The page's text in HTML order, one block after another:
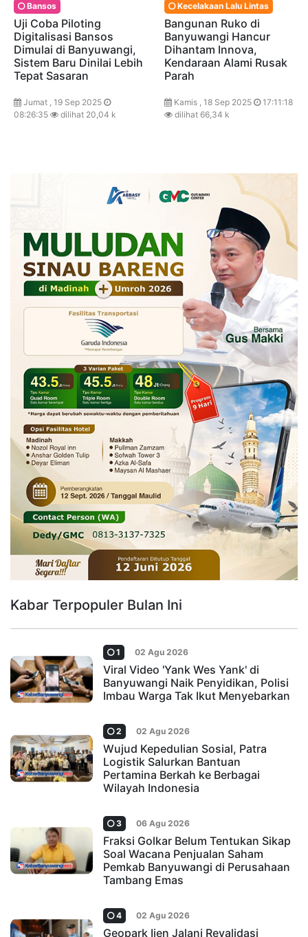
Bansos
Uji Coba Piloting
Digitalisasi Bansos
Dimulai di Banyuwangi,
Sistem Baru Dinilai Lebih
Tepat Sasaran
Jumat , 19 Sep 2025
08:26:35
dilihat 20,04 k
Kecelakaan Lalu Lintas
Bangunan Ruko di
Banyuwangi Hancur
Dihantam Innova,
Kendaraan Alami Rusak
Parah
Kamis , 18 Sep 2025
17:11:18
dilihat 66,34 k
Kabar Terpopuler Bulan Ini
1 02 Agu 2026
Viral Video 'Yank Wes Yank' di
Banyuwangi Naik Penyidikan, Polisi
Imbau Warga Tak Ikut Menyebarkan
2 02 Agu 2026
Wujud Kepedulian Sosial, Patra
Logistik Salurkan Bantuan
Pertamina Berkah ke Berbagai
Wilayah Indonesia
3 06 Agu 2026
Fraksi Golkar Belum Tentukan Sikap
Soal Wacana Penjualan Saham
Pemkab Banyuwangi di Perusahaan
Tambang Emas
4 02 Agu 2026
Geopark Ijen Jalani Revalidasi